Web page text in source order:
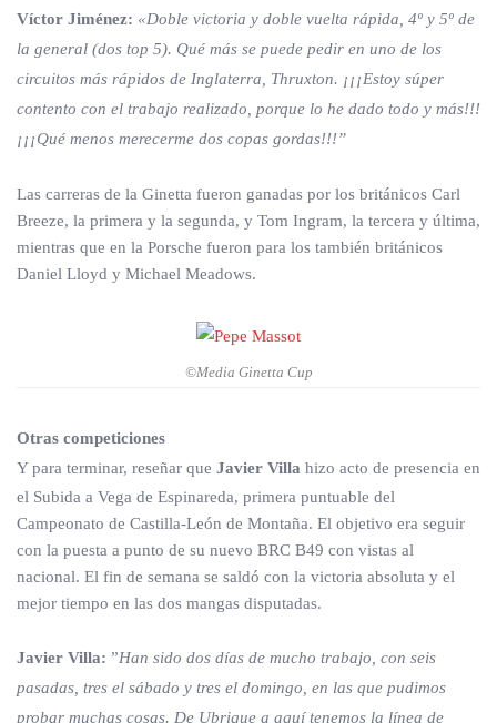
Víctor Jiménez: «Doble victoria y doble vuelta rápida, 4º y 5º de
la general (dos top 5). Qué más se puede pedir en uno de los
circuitos más rápidos de Inglaterra, Thruxton. ¡¡¡Estoy súper
contento con el trabajo realizado, porque lo he dado todo y más!!!
¡¡¡Qué menos merecerme dos copas gordas!!!”
Las carreras de la Ginetta fueron ganadas por los británicos Carl
Breeze, la primera y la segunda, y Tom Ingram, la tercera y última,
mientras que en la Porsche fueron para los también británicos
Daniel Lloyd y Michael Meadows.
©Media Ginetta Cup
Otras competiciones
Y para terminar, reseñar que Javier Villa hizo acto de presencia en
el Subida a Vega de Espinareda, primera puntuable del
Campeonato de Castilla-León de Montaña. El objetivo era seguir
con la puesta a punto de su nuevo BRC B49 con vistas al
nacional. El fin de semana se saldó con la victoria absoluta y el
mejor tiempo en las dos mangas disputadas.
Javier Villa: ”Han sido dos días de mucho trabajo, con seis
pasadas, tres el sábado y tres el domingo, en las que pudimos
probar muchas cosas. De Ubrique a aquí tenemos la línea de